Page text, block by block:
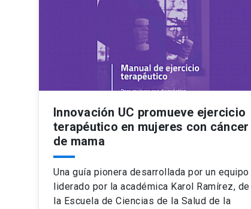
Innovación UC promueve ejercicio
terapéutico en mujeres con cáncer
de mama
Una guía pionera desarrollada por un equipo
liderado por la académica Karol Ramírez, de
la Escuela de Ciencias de la Salud de la